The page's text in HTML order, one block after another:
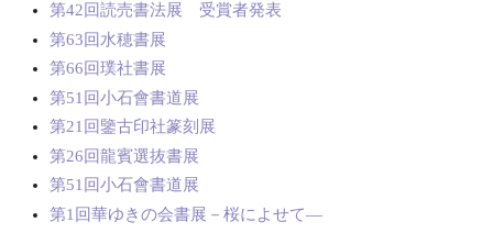
第42回読売書法展 受賞者発表
第63回水穂書展
第66回璞社書展
第51回小石會書道展
第21回鑒古印社篆刻展
第26回龍賓選抜書展
第51回小石會書道展
第1回華ゆきの会書展－桜によせて―